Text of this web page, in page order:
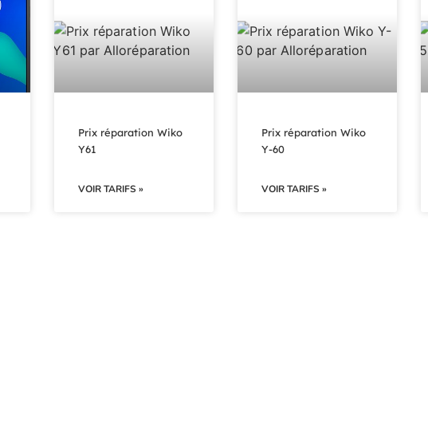
Prix réparation Wiko
Y61
VOIR TARIFS »
Prix réparation Wiko
Y-60
VOIR TARIFS »